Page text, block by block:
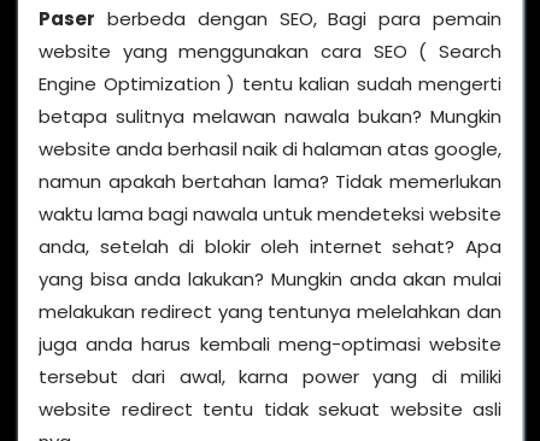
Paser berbeda dengan SEO, Bagi para pemain
website yang menggunakan cara SEO ( Search
Engine Optimization ) tentu kalian sudah mengerti
betapa sulitnya melawan nawala bukan? Mungkin
website anda berhasil naik di halaman atas google,
namun apakah bertahan lama? Tidak memerlukan
waktu lama bagi nawala untuk mendeteksi website
anda, setelah di blokir oleh internet sehat? Apa
yang bisa anda lakukan? Mungkin anda akan mulai
melakukan redirect yang tentunya melelahkan dan
juga anda harus kembali meng-optimasi website
tersebut dari awal, karna power yang di miliki
website redirect tentu tidak sekuat website asli